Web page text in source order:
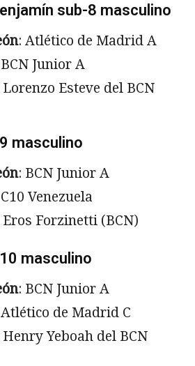
sub-8 masculino
: Atlético de Madrid A
Junior A
Lorenzo Esteve del BCN
masculino
: BCN Junior A
Venezuela
Eros Forzinetti (BCN)
masculino
: BCN Junior A
de Madrid C
Henry Yeboah del BCN